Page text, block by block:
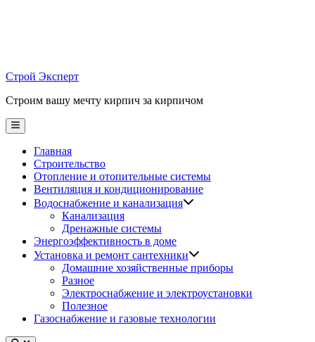
Строй Эксперт
Строим вашу мечту кирпич за кирпичом
Main
Menu
Главная
Строительство
Отопление и отопительные системы
Вентиляция и кондиционирование
Водоснабжение и канализация
Канализация
Дренажные системы
Энергоэффективность в доме
Установка и ремонт сантехники
Домашние хозяйственные приборы
Разное
Электроснабжение и электроустановки
Полезное
Газоснабжение и газовые технологии